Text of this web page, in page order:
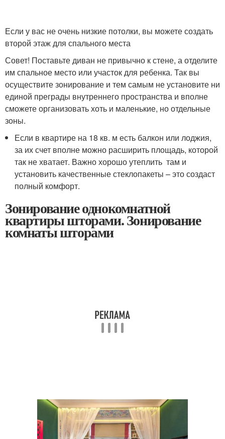
Если у вас не очень низкие потолки, вы можете создать
второй этаж для спального места
Совет! Поставьте диван не привычно к стене, а отделите
им спальное место или участок для ребенка. Так вы
осуществите зонирование и тем самым не установите ни
единой преграды внутреннего пространства и вполне
сможете организовать хоть и маленькие, но отдельные
зоны.
Если в квартире на 18 кв. м есть балкон или лоджия,
за их счет вполне можно расширить площадь, которой
так не хватает. Важно хорошо утеплить там и
установить качественные стеклопакеты – это создаст
полный комфорт.
Зонирование однокомнатной
квартиры шторами. Зонирование
комнаты шторами